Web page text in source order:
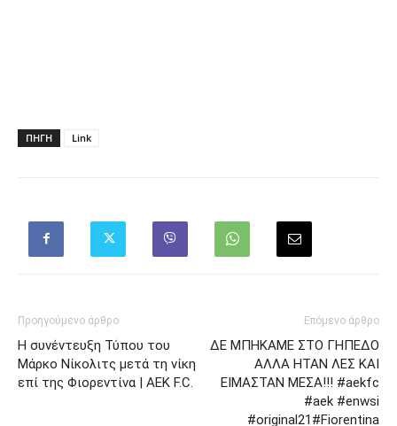
ΠΗΓΗ Link
Προηγούμενο άρθρο
Η συνέντευξη Τύπου του
Μάρκο Νίκολιτς μετά τη νίκη
επί της Φιορεντίνα | AEK F.C.
Επόμενο άρθρο
ΔΕ ΜΠΗΚΑΜΕ ΣΤΟ ΓΗΠΕΔΟ
ΑΛΛΑ ΗΤΑΝ ΛΕΣ ΚΑΙ
ΕΙΜΑΣΤΑΝ ΜΕΣΑ!!! #aekfc
#aek #enwsi
#original21#Fiorentina